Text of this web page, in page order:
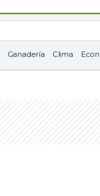
Ganadería Clima